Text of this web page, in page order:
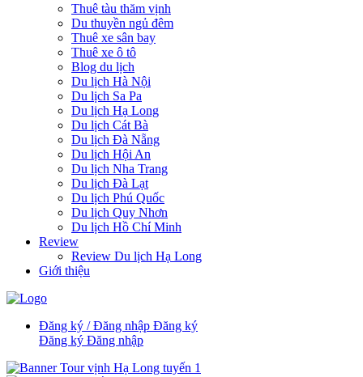
Thuê tàu thăm vịnh
Du thuyền ngủ đêm
Thuê xe sân bay
Thuê xe ô tô
Blog du lịch
Du lịch Hà Nội
Du lịch Sa Pa
Du lịch Hạ Long
Du lịch Cát Bà
Du lịch Đà Nẵng
Du lịch Hội An
Du lịch Nha Trang
Du lịch Đà Lạt
Du lịch Phú Quốc
Du lịch Quy Nhơn
Du lịch Hồ Chí Minh
Review
Review Du lịch Hạ Long
Giới thiệu
Đăng ký / Đăng nhập Đăng ký
Đăng ký Đăng nhập